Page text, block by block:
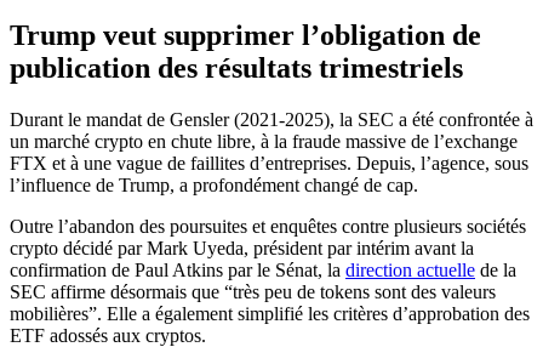
Trump veut supprimer l’obligation de
publication des résultats trimestriels
Durant le mandat de Gensler (2021-2025), la SEC a été confrontée à
un marché crypto en chute libre, à la fraude massive de l’exchange
FTX et à une vague de faillites d’entreprises. Depuis, l’agence, sous
l’influence de Trump, a profondément changé de cap.
Outre l’abandon des poursuites et enquêtes contre plusieurs sociétés
crypto décidé par Mark Uyeda, président par intérim avant la
confirmation de Paul Atkins par le Sénat, la direction actuelle de la
SEC affirme désormais que “très peu de tokens sont des valeurs
mobilières”. Elle a également simplifié les critères d’approbation des
ETF adossés aux cryptos.